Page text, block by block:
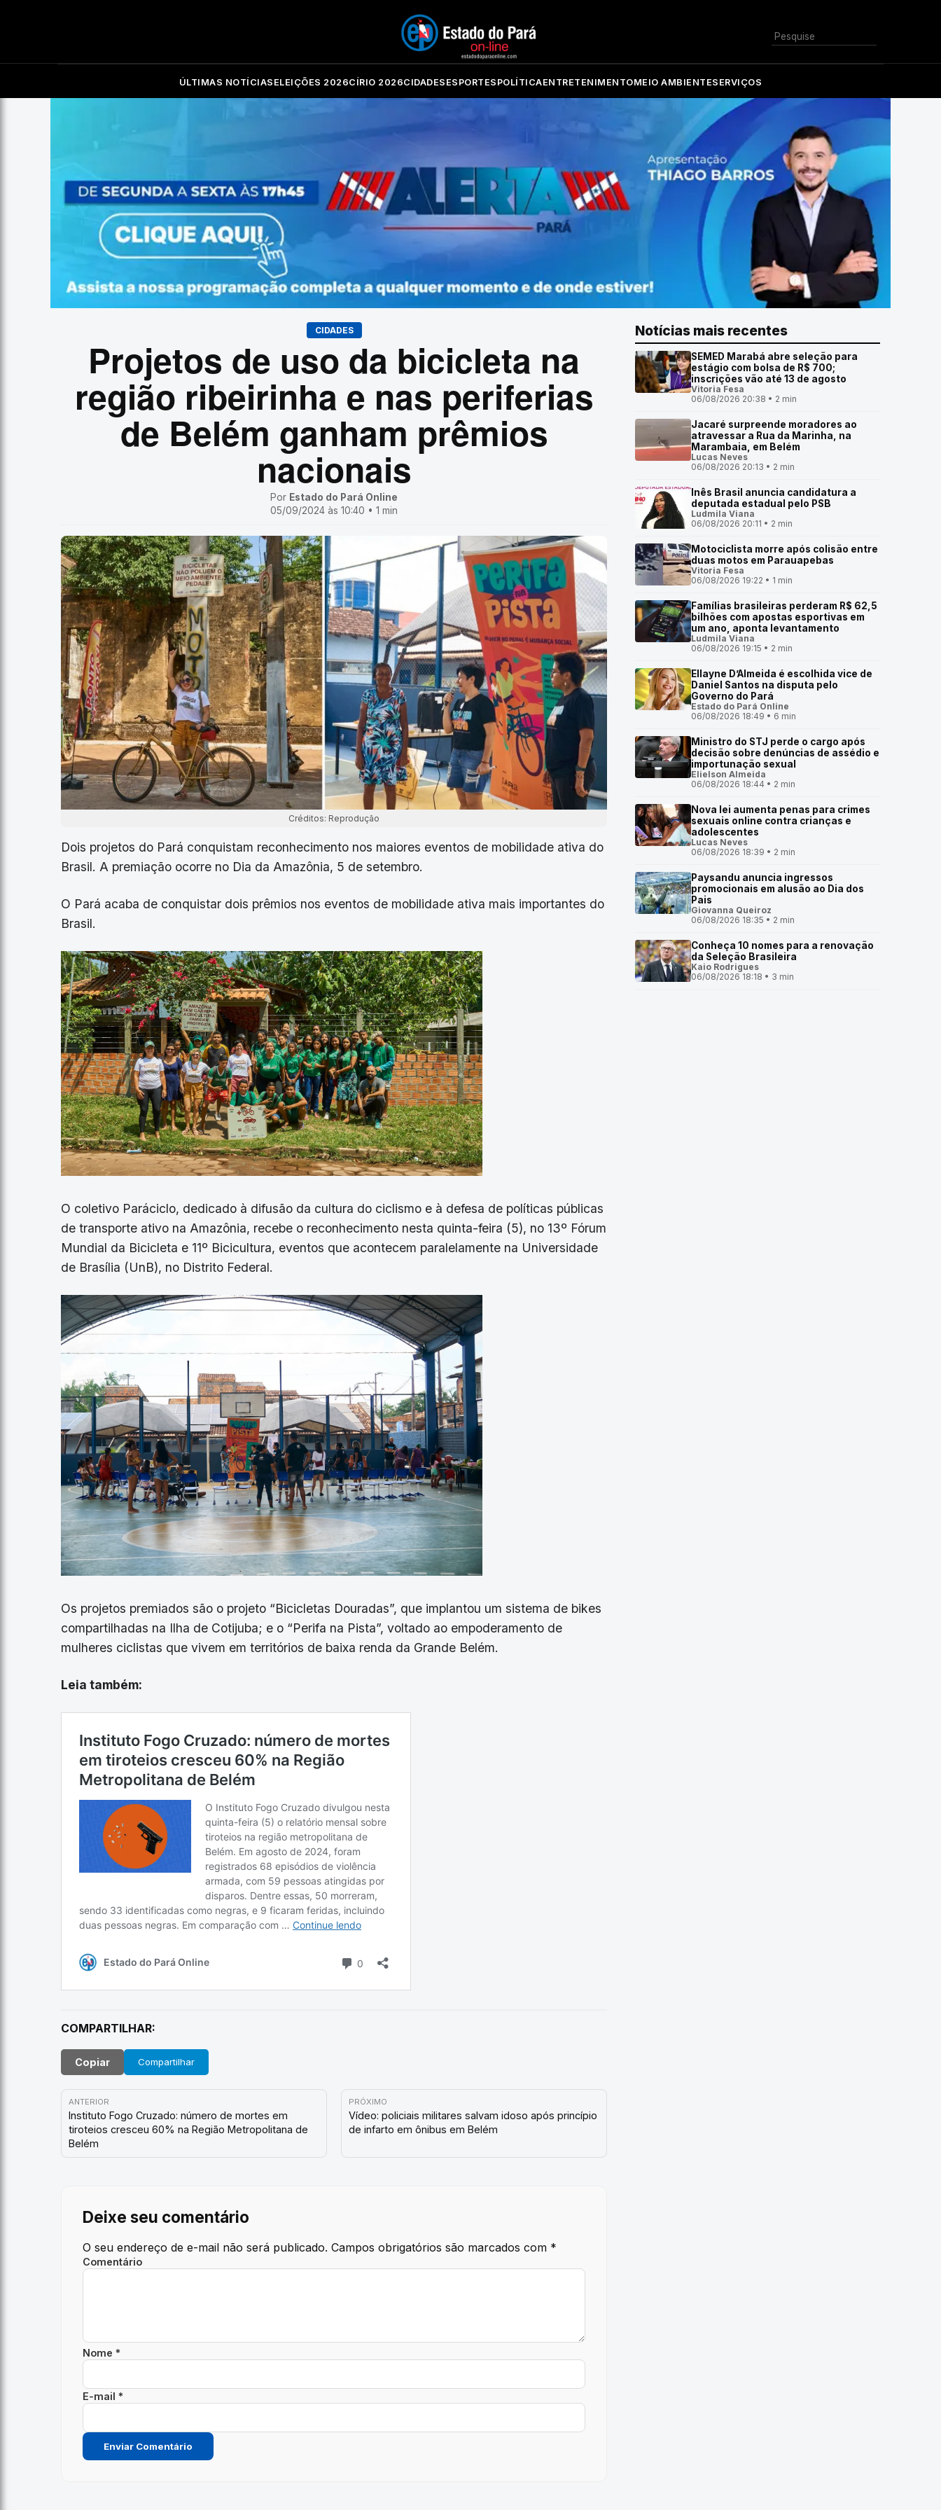
Buscar
ÚLTIMAS NOTÍCIAS ELEIÇÕES 2026CÍRIO 2026CIDADES ESPORTES POLÍTICAENTRETENIMENTOMEIO AMBIENTESERVIÇOS
CIDADES
Projetos de uso da bicicleta na
região ribeirinha e nas periferias
de Belém ganham prêmios
nacionais
Por Estado do Pará Online
05/09/2024 às 10:40 • 1 min
Créditos: Reprodução
Dois projetos do Pará conquistam reconhecimento nos maiores eventos de mobilidade ativa do
Brasil. A premiação ocorre no Dia da Amazônia, 5 de setembro.
O Pará acaba de conquistar dois prêmios nos eventos de mobilidade ativa mais importantes do
Brasil.
O coletivo Paráciclo, dedicado à difusão da cultura do ciclismo e à defesa de políticas públicas
de transporte ativo na Amazônia, recebe o reconhecimento nesta quinta-feira (5), no 13º Fórum
Mundial da Bicicleta e 11º Bicicultura, eventos que acontecem paralelamente na Universidade
de Brasília (UnB), no Distrito Federal.
Os projetos premiados são o projeto “Bicicletas Douradas”, que implantou um sistema de bikes
compartilhadas na Ilha de Cotijuba; e o “Perifa na Pista”, voltado ao empoderamento de
mulheres ciclistas que vivem em territórios de baixa renda da Grande Belém.
Leia também:
COMPARTILHAR:
Copiar Compartilhar
ANTERIOR
Instituto Fogo Cruzado: número de mortes em
tiroteios cresceu 60% na Região Metropolitana de
Belém
PRÓXIMO
Vídeo: policiais militares salvam idoso após princípio
de infarto em ônibus em Belém
Deixe seu comentário
O seu endereço de e-mail não será publicado. Campos obrigatórios são marcados com *
Comentário
Nome *
E-mail *
Notícias mais recentes
SEMED Marabá abre seleção para
estágio com bolsa de R$ 700;
inscrições vão até 13 de agosto
Vitoria Fesa
06/08/2026 20:38 • 2 min
Jacaré surpreende moradores ao
atravessar a Rua da Marinha, na
Marambaia, em Belém
Lucas Neves
06/08/2026 20:13 • 2 min
Inês Brasil anuncia candidatura a
deputada estadual pelo PSB
Ludmila Viana
06/08/2026 20:11 • 2 min
Motociclista morre após colisão entre
duas motos em Parauapebas
Vitoria Fesa
06/08/2026 19:22 • 1 min
Famílias brasileiras perderam R$ 62,5
bilhões com apostas esportivas em
um ano, aponta levantamento
Ludmila Viana
06/08/2026 19:15 • 2 min
Ellayne D’Almeida é escolhida vice de
Daniel Santos na disputa pelo
Governo do Pará
Estado do Pará Online
06/08/2026 18:49 • 6 min
Ministro do STJ perde o cargo após
decisão sobre denúncias de assédio e
importunação sexual
Elielson Almeida
06/08/2026 18:44 • 2 min
Nova lei aumenta penas para crimes
sexuais online contra crianças e
adolescentes
Lucas Neves
06/08/2026 18:39 • 2 min
Paysandu anuncia ingressos
promocionais em alusão ao Dia dos
Pais
Giovanna Queiroz
06/08/2026 18:35 • 2 min
Conheça 10 nomes para a renovação
da Seleção Brasileira
Kaio Rodrigues
06/08/2026 18:18 • 3 min